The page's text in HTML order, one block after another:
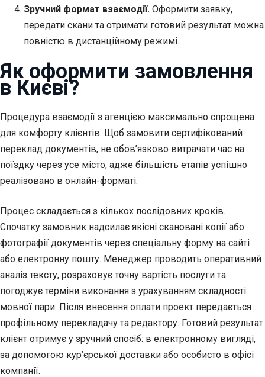
Зручний формат взаємодії. Оформити заявку,
передати скани та отримати готовий результат можна
повністю в дистанційному режимі.
Як оформити замовлення
в Києві?
Процедура взаємодії з агенцією максимально спрощена
для комфорту клієнтів. Щоб замовити сертифікований
переклад документів, не обов’язково витрачати час на
поїздку через усе місто, адже більшість етапів успішно
реалізовано в онлайн-форматі.
Процес складається з кількох послідовних кроків.
Спочатку замовник надсилає якісні скановані копії або
фотографії документів через спеціальну форму на сайті
або електронну пошту. Менеджер проводить оперативний
аналіз тексту, розраховує точну вартість послуги та
погоджує терміни виконання з урахуванням складності
мовної пари. Після внесення оплати проект передається
профільному перекладачу та редактору. Готовий результат
клієнт отримує у зручний спосіб: в електронному вигляді,
за допомогою кур’єрської доставки або особисто в офісі
компанії.